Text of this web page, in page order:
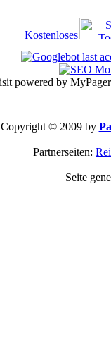
Copyright © 2009 by
Partnerseiten:
Seite